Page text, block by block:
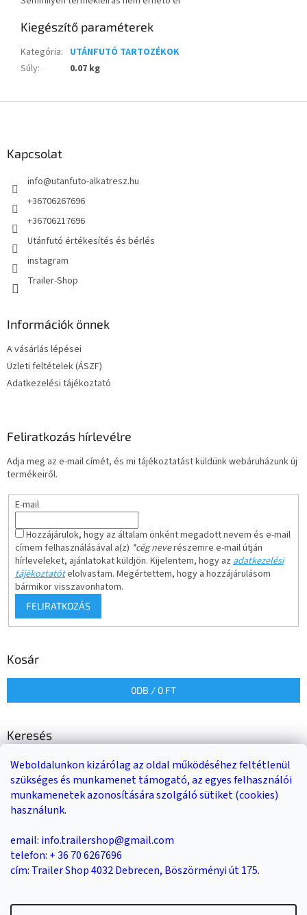
Weboldalunkon kizárólag az oldal működéséhez feltétlenül
szükséges és munkamenet támogató, az egyes felhasználói
munkamenetek azonosítására szolgáló sütiket (cookies)
használunk.
email: info.trailershop@gmail.com
telefon: + 36 70 6267696
cím: Trailer Shop 4032 Debrecen, Böszörményi út 175.
Kiegészítő paraméterek
Kategória: UTÁNFUTÓ TARTOZÉKOK
Súly: 0.07 kg
Kapcsolat
info@utanfuto-alkatresz.hu
+36706267696
+36706217696
Utánfutó értékesítés és bérlés
instagram
Trailer-Shop
Információk önnek
A vásárlás lépései
Üzleti feltételek (ÁSZF)
Adatkezelési tájékoztató
Feliratkozás hírlevélre
Adja meg az e-mail címét, és mi tájékoztatást küldünk webáruházunk új
termékeiről.
E-mail
Hozzájárulok, hogy az általam önként megadott nevem és e-mail
címem felhasználásával a(z) *cég neverészemre e-mail útján
hírleveleket, ajánlatokat küldjön. Kijelentem, hogy azadatkezelési
tájékoztatótelolvastam. Megértettem, hogy a hozzájárulásom
bármikor visszavonhatom.
FELIRATKOZÁS
Kosár
0DB / 0 FT
Keresés
KERESÉS